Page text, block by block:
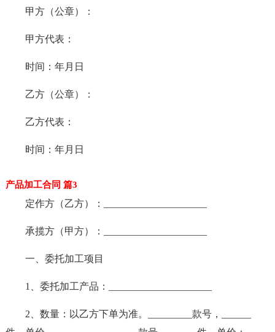
甲方（公章）：
甲方代表：
时间：年月日
乙方（公章）：
乙方代表：
时间：年月日
产品加工合同 篇3
定作方（乙方）：_____________________
承揽方（甲方）：_____________________
一、委托加工项目
1、委托加工产品：_____________________
2、数量：以乙方下单为准。_________款号，______